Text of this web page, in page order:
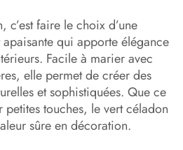
faire le choix d’une
qui apporte élégance
Facile à marier avec
elle permet de créer des
et sophistiquées. Que ce
touches, le vert céladon
sûre en décoration.